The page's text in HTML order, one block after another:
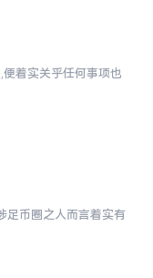
着实关乎任何事项也
足币圈之人而言着实有